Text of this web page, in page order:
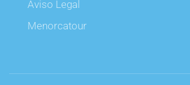
Aviso Legal
Menorcatour